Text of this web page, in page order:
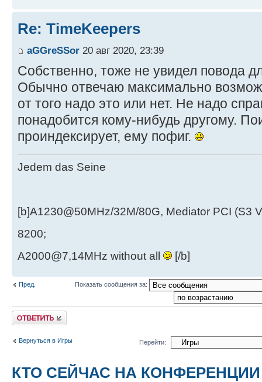
Re: TimeKeepers
aGGreSSor 20 авг 2020, 23:39
Собственно, тоже не увидел повода
Обычно отвечаю максимально
от того надо это или нет. Не надо
понадобится кому-нибудь другому.
проиндексирует, ему пофиг.
Jedem das Seine
[b]A1230@50MHz/32M/80G, Mediator PCI (S3
8200;
A2000@7,14MHz without all
[/b]
Пред. Показать сообщения за:
Ответить
Вернуться в Игры Перейти:
КТО СЕЙЧАС НА КОНФЕРЕНЦИИ